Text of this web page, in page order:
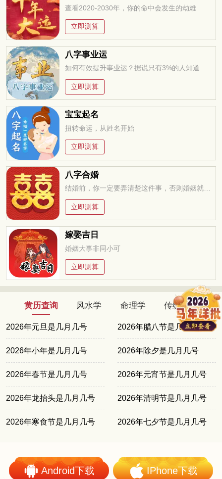
查看2020-2030年，你的命中会发生的劫难
立即测算
八字事业运
如何有效提升事业运？据说只有3%的人知道
立即测算
宝宝起名
扭转命运，从姓名开始
立即测算
八字合婚
立即测算
嫁娶吉日
婚姻大事非同小可
立即测算
黄历查询 风水学 命理学 传统文化
2026年元旦是几月几号 2026年腊八节是几月几号
2026年小年是几月几号 2026年除夕是几月几号
2026年春节是几月几号 2026年元宵节是几月几号
2026年龙抬头是几月几号 2026年清明节是几月几号
2026年寒食节是几月几号 2026年七夕节是几月几号
Android下载 IPhone下载